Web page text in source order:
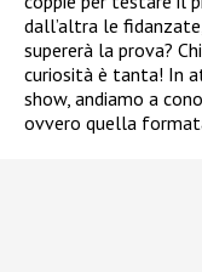
dall’altra le
supererà la prova?
curiosità è tanta! In
show, andiamo a
ovvero quella